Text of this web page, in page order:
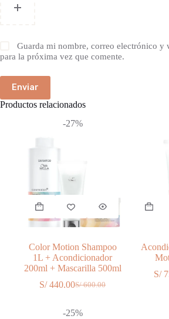
Guarda mi nombre, correo electrónico y
para la próxima vez que comente.
Enviar
Productos relacionados
-27%
Color Motion Shampoo
1L + Acondicionador
200ml + Mascarilla 500ml
S/600.00
El
original
S/440.00El
actual
S/
-25%